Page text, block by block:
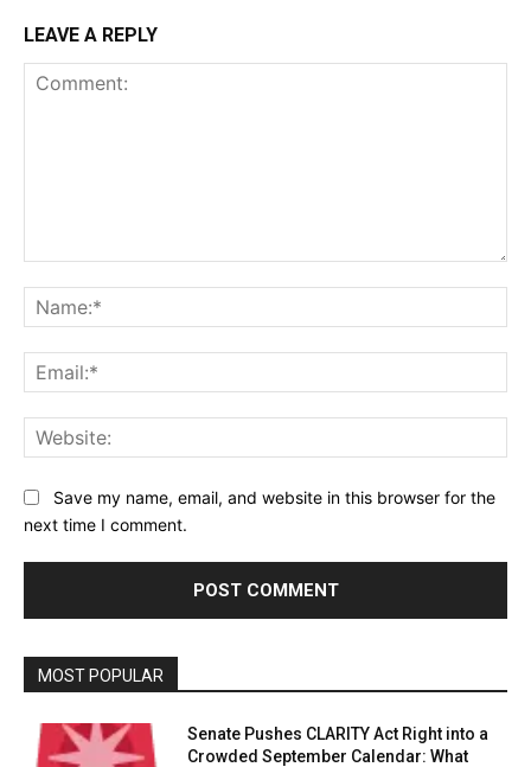
LEAVE A REPLY
Save my name, email, and website in this browser for the
next time I comment.
MOST POPULAR
Senate Pushes CLARITY Act Right into a
Crowded September Calendar: What